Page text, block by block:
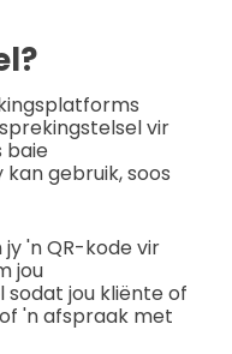
vir
baie
gebruik, soos
'n QR-kode vir
jou
jou kliënte of
'n afspraak met